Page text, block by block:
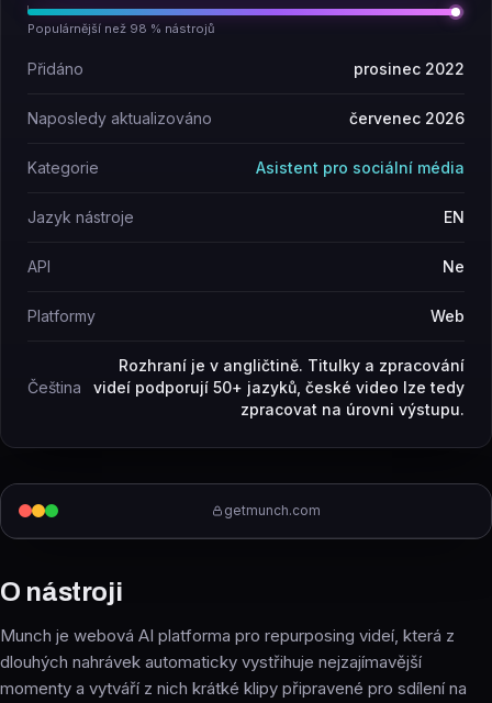
getmunch.com
O nástroji
Munch je webová AI platforma pro repurposing videí, která z
dlouhých nahrávek automaticky vystřihuje nejzajímavější
momenty a vytváří z nich krátké klipy připravené pro sdílení na
Populárnější než 98 % nástrojů
Přidáno prosinec 2022
Naposledy aktualizováno červenec 2026
Kategorie Asistent pro sociální média
Jazyk nástroje EN
API Ne
Platformy Web
Čeština
Rozhraní je v angličtině. Titulky a zpracování
videí podporují 50+ jazyků, české video lze tedy
zpracovat na úrovni výstupu.